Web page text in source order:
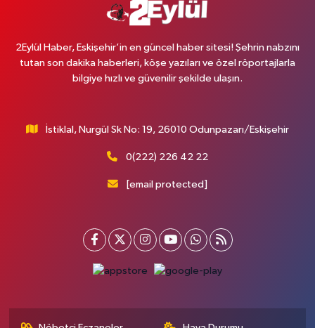
2Eylül Haber, Eskişehir’in en güncel haber sitesi! Şehrin nabzını
tutan son dakika haberleri, köşe yazıları ve özel röportajlarla
bilgiye hızlı ve güvenilir şekilde ulaşın.
İstiklal, Nurgül Sk No: 19, 26010 Odunpazarı/Eskişehir
0(222) 226 42 22
[email protected]